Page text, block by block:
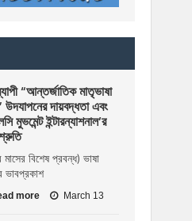
“আন্তর্জাতিক মাতৃভাষা
উদযাপনের দায়বদ্ধতা এবং
মুভমেন্ট ইন্টারন্যাশনাল’র
মাসের বিশেষ প্রবন্ধ) ভাষা
ভাবপ্রকাশ
more March 13